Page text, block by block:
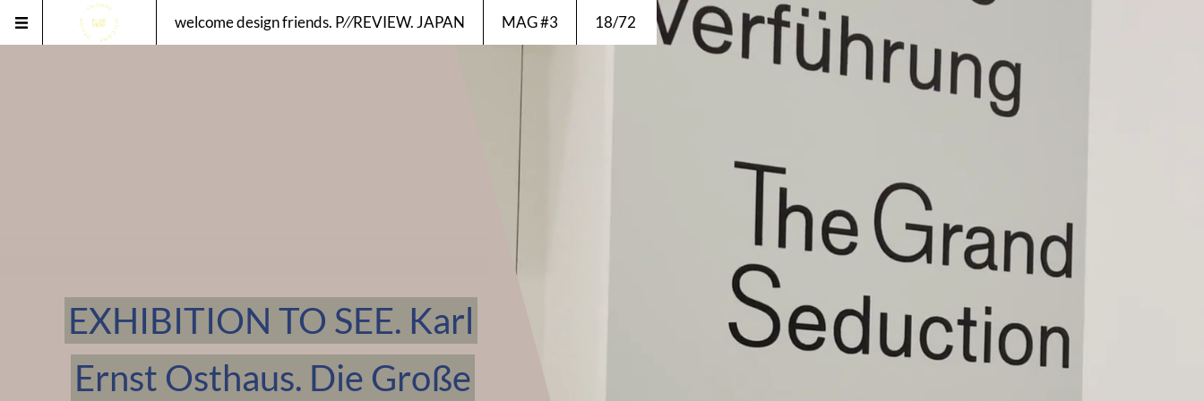
welcome design friends. P⁄⁄REVIEW. JAPAN MAG #3 18/72
EXHIBITION TO SEE. Karl
Ernst Osthaus. Die Große